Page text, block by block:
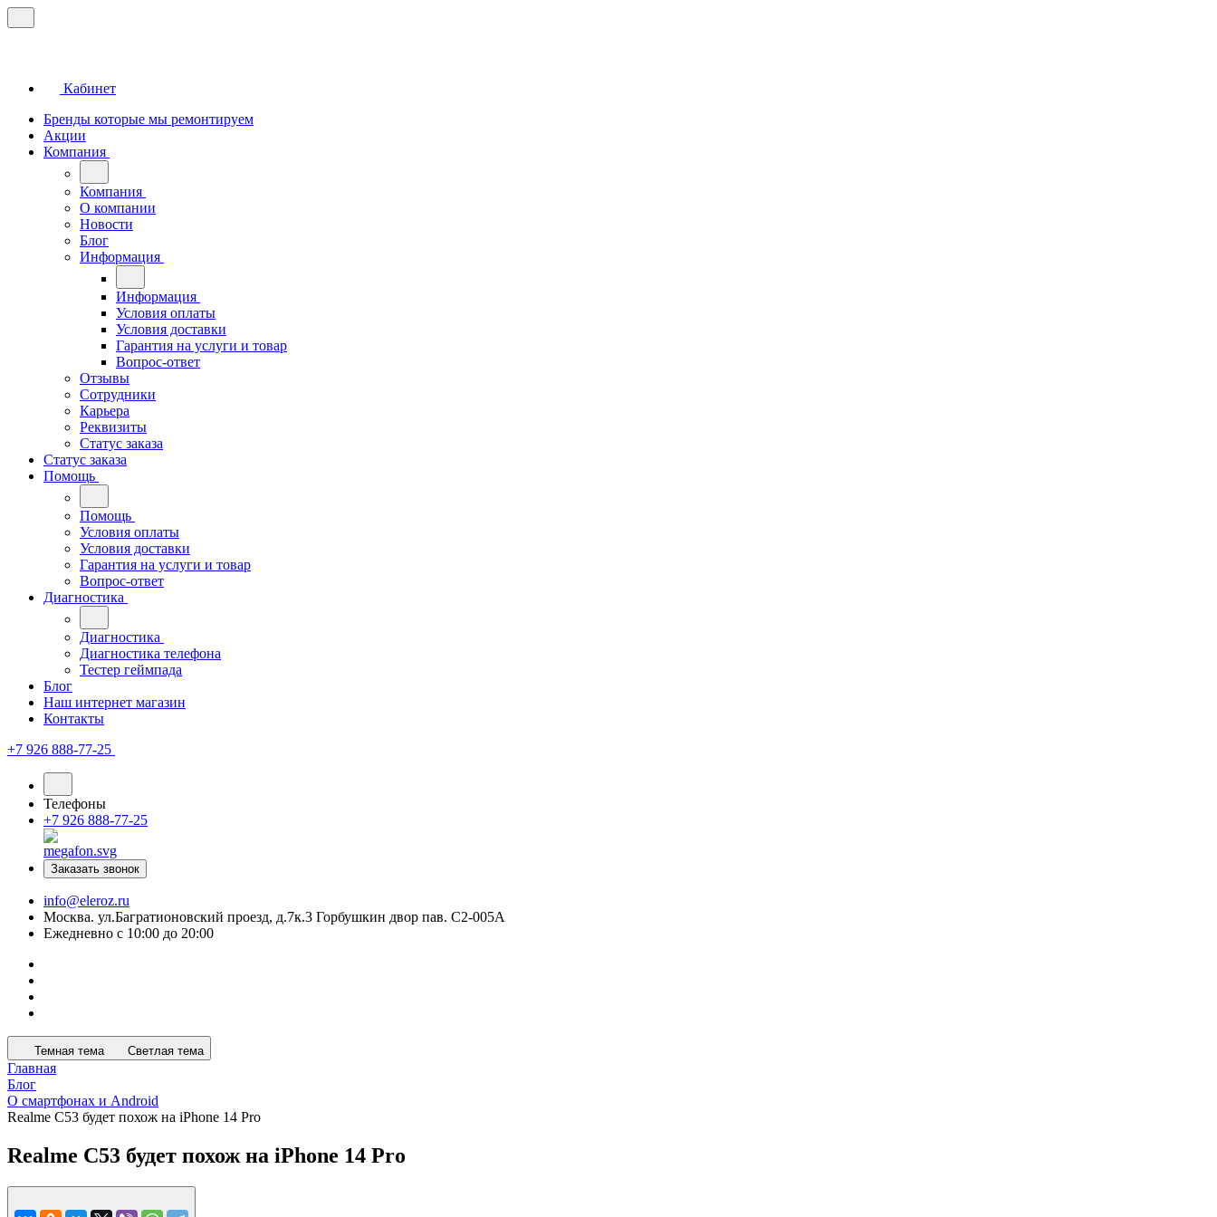
Кабинет
Бренды которые мы ремонтируем
Акции
Компания
Компания
О компании
Новости
Блог
Информация
Информация
Условия оплаты
Условия доставки
Гарантия на услуги и товар
Вопрос-ответ
Отзывы
Сотрудники
Карьера
Реквизиты
Статус заказа
Статус заказа
Помощь
Помощь
Условия оплаты
Условия доставки
Гарантия на услуги и товар
Вопрос-ответ
Диагностика
Диагностика
Диагностика телефона
Тестер геймпада
Блог
Наш интернет магазин
Контакты
+7 926 888-77-25
Телефоны
+7 926 888-77-25
Заказать звонок
info@eleroz.ru
Москва. ул.Багратионовский проезд, д.7к.3 Горбушкин двор пав. C2-005A
Ежедневно с 10:00 до 20:00
Темная тема Светлая тема
Главная
Блог
О смартфонах и Android
Realme C53 будет похож на iPhone 14 Pro
Realme C53 будет похож на iPhone 14 Pro